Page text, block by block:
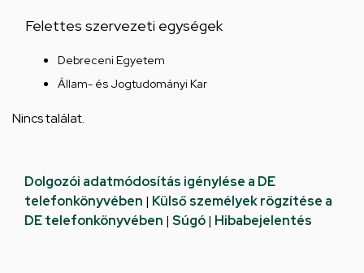
Felettes szervezeti egységek
Debreceni Egyetem
Állam- és Jogtudományi Kar
Nincs találat.
Dolgozói adatmódosítás igénylése a DE
telefonkönyvében | Külső személyek rögzítése a
DE telefonkönyvében | Súgó| Hibabejelentés